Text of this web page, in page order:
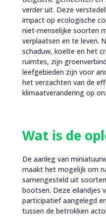
verder uit. Deze
impact op ecologische
niet-menselijke soorten
verplaatsen en te leven.
schaduw, koelte en het
ruimtes, zijn
leefgebieden zijn voor
het verzachten van de
klimaatverandering op
Wat is de
De aanleg van
maakt het mogelijk om
samengesteld uit
bootsen. Deze eilandjes
participatief aangelegd
tussen de betrokken